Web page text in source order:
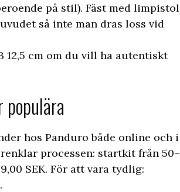
på stil). Fäst med limpistol
så inte man dras loss vid
12,5 cm om du vill ha autentiskt
hos Panduro både online och i
processen: startkit från 50–
SEK. För att vara tydlig: